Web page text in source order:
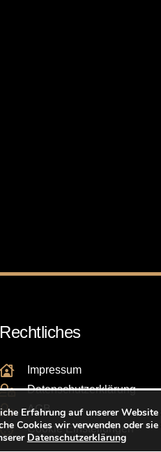
Rechtliches
Impressum
Datenschutzerklärung
AGB
Cookie Einstellungen
Erfahrung auf unserer Website
Cookies wir verwenden oder sie
Datenschutzerklärung